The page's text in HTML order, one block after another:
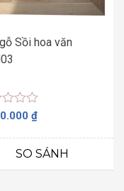
Sồi hoa văn
₫
SO SÁNH